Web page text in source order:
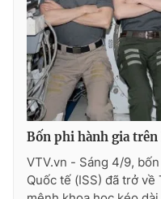
Cơ quan chủ quản:Đài
Cơ quan báo chí:Thời báo
Giấy phép hoạt động báo
cấp ngày 29/12/2023
Tổng Biên tập:Vũ Thanh
Phó Tổng Biên tập:Nguyễn
Nguyễn Trọng Ninh
Tổng đài VTV:024.38 355
Bốn phi hành gia trên
VTV.vn - Sáng 4/9,
Quốc tế (ISS) đã trở